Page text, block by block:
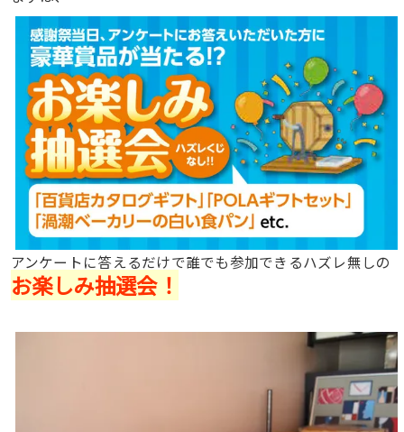
アンケートに答えるだけで誰でも参加できるハズレ無しの
お楽しみ抽選会！